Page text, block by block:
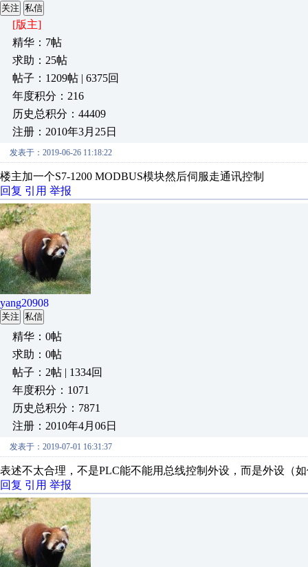
关注 私信
[版主]
精华：7帖
求助：25帖
帖子：1209帖 | 6375回
年度积分：216
历史总积分：44409
注册：2010年3月25日
发表于：2019-06-26 11:18:22
楼主加一个S7-1200 MODBUS模块然后伺服走通讯控制
回复 引用 举报
yang20908
关注 私信
精华：0帖
求助：0帖
帖子：2帖 | 1334回
年度积分：1071
历史总积分：7871
注册：2010年4月06日
发表于：2019-07-01 16:31:37
表述不太合理，不是PLC能不能用总线控制外设，而是外设（
回复 引用 举报